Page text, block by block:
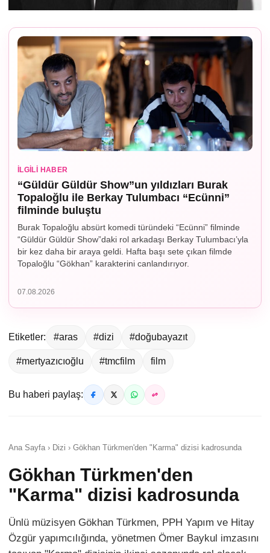
İLGILI HABER
“Güldür Güldür Show”un yıldızları Burak
Topaloğlu ile Berkay Tulumbacı “Ecünni”
filminde buluştu
Burak Topaloğlu absürt komedi türündeki “Ecünni” filminde
“Güldür Güldür Show”daki rol arkadaşı Berkay Tulumbacı’yla
bir kez daha bir araya geldi. Hafta başı sete çıkan filmde
Topaloğlu “Gökhan” karakterini canlandırıyor.
07.08.2026
Etiketler: #aras #dizi #doğubayazıt
#mertyazıcıoğlu #tmcfilm film
Bu haberi paylaş:
Ana Sayfa › Dizi › Gökhan Türkmen'den "Karma" dizisi kadrosunda
Gökhan Türkmen'den
"Karma" dizisi kadrosunda
Ünlü müzisyen Gökhan Türkmen, PPH Yapım ve Hitay
Özgür yapımcılığında, yönetmen Ömer Baykul imzasını